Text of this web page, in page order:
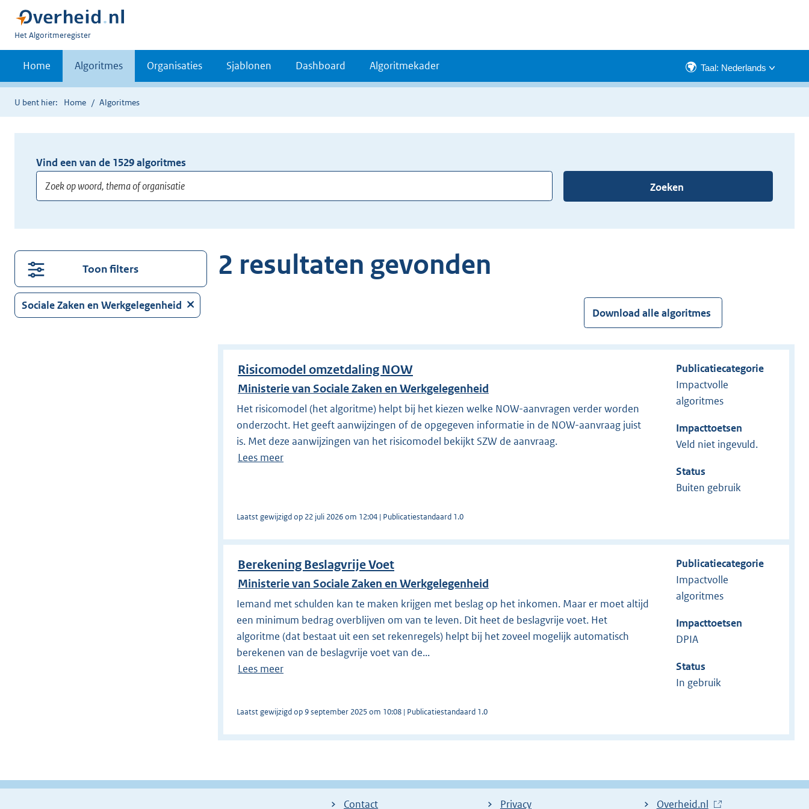
U
bent
Het Algoritmeregister
Home Algoritmes Organisaties Sjablonen Dashboard Algoritmekader Taal: Nederlands
U bent hier: Home Algoritmes
Vind een van de 1529algoritmes
minimaal
in
voor
suggesties.
Zoeken
Toon filters
Sociale Zaken en Werkgelegenheid
2 resultaten gevonden
Download alle algoritmes
Risicomodel omzetdaling NOW
Ministerie van Sociale Zaken en Werkgelegenheid
Het risicomodel (het algoritme) helpt bij het kiezen welke NOW-aanvragen verder worden
onderzocht. Het geeft aanwijzingen of de opgegeven informatie in de NOW-aanvraag juist
is. Met deze aanwijzingen van het risicomodel bekijkt SZW de aanvraag.
Lees meer
Laatst gewijzigd op 22 juli 2026 om 12:04 | Publicatiestandaard 1.0
Publicatiecategorie
Impactvolle
algoritmes
Impacttoetsen
Veld niet ingevuld.
Status
Buiten gebruik
Berekening Beslagvrije Voet
Ministerie van Sociale Zaken en Werkgelegenheid
Iemand met schulden kan te maken krijgen met beslag op het inkomen. Maar er moet altijd
een minimum bedrag overblijven om van te leven. Dit heet de beslagvrije voet. Het
algoritme (dat bestaat uit een set rekenregels) helpt bij het zoveel mogelijk automatisch
berekenen van de beslagvrije voet van de...
Lees meer
Laatst gewijzigd op 9 september 2025 om 10:08 | Publicatiestandaard 1.0
Publicatiecategorie
Impactvolle
algoritmes
Impacttoetsen
DPIA
Status
In gebruik
Contact Privacy L
Overheid.nl